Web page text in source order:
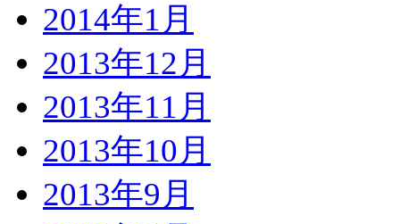
2014年1月
2013年12月
2013年11月
2013年10月
2013年9月